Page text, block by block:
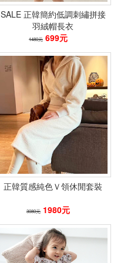
SALE 正韓簡約低調刺繡拼接
羽絨帽長衣
1480元 699元
正韓質感純色Ｖ領休閒套裝
3080元 1980元